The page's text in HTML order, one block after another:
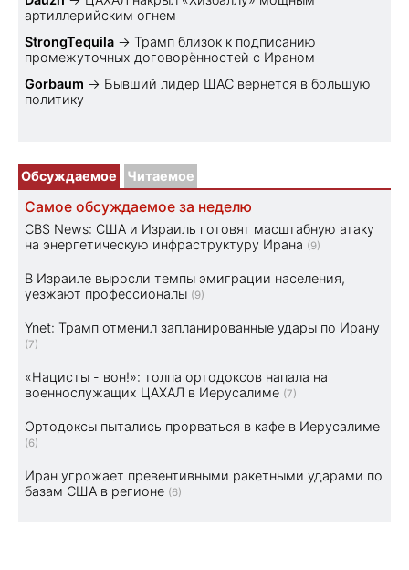
артиллерийским огнем
StrongTequila → Трамп близок к подписанию
промежуточных договорённостей с Ираном
Gorbaum → Бывший лидер ШАС вернется в большую
политику
Обсуждаемое Читаемое
Самое обсуждаемое за неделю
CBS News: США и Израиль готовят масштабную атаку
на энергетическую инфраструктуру Ирана (9)
В Израиле выросли темпы эмиграции населения,
уезжают профессионалы (9)
Ynet: Трамп отменил запланированные удары по Ирану
(7)
«Нацисты - вон!»: толпа ортодоксов напала на
военнослужащих ЦАХАЛ в Иерусалиме (7)
Ортодоксы пытались прорваться в кафе в Иерусалиме
(6)
Иран угрожает превентивными ракетными ударами по
базам США в регионе (6)